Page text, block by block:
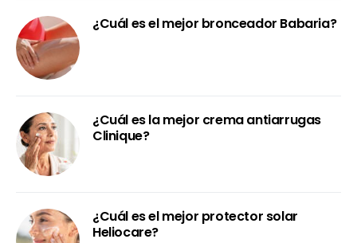
¿Cuál es el mejor bronceador Babaria?
¿Cuál es la mejor crema antiarrugas
Clinique?
¿Cuál es el mejor protector solar
Heliocare?